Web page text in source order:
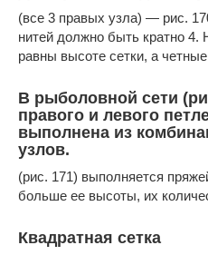
(все 3 правых узла) — рис.
нитей должно быть кратно
равны высоте сетки, а
В рыболовной сети
правого и левого
выполнена из
узлов.
(рис. 171) выполняется
больше ее высоты, их
Квадратная сетка